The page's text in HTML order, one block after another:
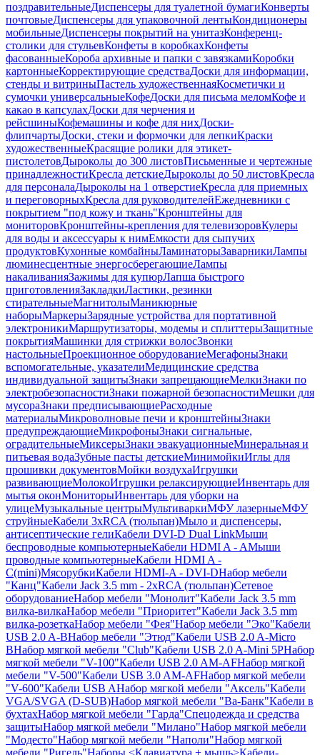
поздравительныеДиспенсеры для туалетной бумагиКонверты
почтовыеДиспенсеры для упаковочной лентыКондиционеры
мобильныеДиспенсеры покрытий на унитазКонференц-
столики для стульевКонфеты в коробкахКонфеты
фасованныеКороба архивные и папки с завязкамиКоробки
картонныеКорректирующие средстваДоски для информации,
стенды и витриныПастель художественнаяКосметички и
сумочки универсальныеКофеДоски для письма меломКофе и
какао в капсулахДоски для черчения и
рейсшиныКофемашины и кофе для нихДоски-
флипчартыДоски, стеки и формочки для лепкиКраски
художественныеКрасящие ролики для этикет-
пистолетовДыроколы до 300 листовПисьменные и чертежные
принадлежностиКресла детскиеДыроколы до 50 листовКресла
для персоналаДыроколы на 1 отверстиеКресла для приемных
и переговорныхКресла для руководителейЕжедневники с
покрытием "под кожу и ткань"Кронштейны для
мониторовКронштейны-крепления для телевизоровКулеры
для воды и аксессуары к нимЕмкости для сыпучих
продуктовКухонные комбайныЛаминаторыЗаварникиЛампы
люминесцентные энергосберегающиеЛампы
накаливанияЗажимы для купюрЛапша быстрого
приготовленияЗакладкиЛастики, резинки
стирательныеМагнитолыМаникюрные
наборыМаркерыЗарядные устройства для портативной
электроникиМаршрутизаторы, модемы и сплиттерыЗащитные
покрытияМашинки для стрижки волосЗвонки
настольныеПроекционное оборудованиеМегафоныЗнаки
вспомогательные, указателиМедицинские средства
индивидуальной защитыЗнаки запрещающиеМелкиЗнаки по
электробезопасностиЗнаки пожарной безопасностиМешки для
мусораЗнаки предписывающиеРасходные
материалыМикроволновые печи и кронштейныЗнаки
предупреждающиеМикрофоныЗнаки сигнальные,
оградительныеМиксерыЗнаки эвакуационныеМинеральная и
питьевая водаЗубные пасты детскиеМинимойкиИглы для
прошивки документовМойки воздухаИгрушки
развивающиеМолокоИгрушки релаксирующиеИнвентарь для
мытья оконМониторыИнвентарь для уборки на
улицеМузыкальные центрыМультиваркиМФУ лазерныеМФУ
струйныеКабели 3xRCA (тюльпан)Мыло и диспенсеры,
антисептические гелиКабели DVI-D Dual LinkМыши
беспроводные компьютерныеКабели HDMI A - AМыши
проводные компьютерныеКабели HDMI A -
C(mini)МясорубкиКабели HDMI-A - DVI-DНабор мебели
"Канц"Кабели Jack 3.5 mm - 2xRCA (тюльпан)Сетевое
оборудованиеНабор мебели "Монолит"Кабели Jack 3.5 mm
вилка-вилкаНабор мебели "Приоритет"Кабели Jack 3.5 mm
вилка-розеткаНабор мебели "Фея"Набор мебели "Эко"Кабели
USB 2.0 A-BНабор мебели "Этюд"Кабели USB 2.0 A-Micro
BНабор мягкой мебели "Club"Кабели USB 2.0 A-Mini 5PНабор
мягкой мебели "V-100"Кабели USB 2.0 AM-AFНабор мягкой
мебели "V-500"Кабели USB 3.0 AM-AFНабор мягкой мебели
"V-600"Кабели USB AНабор мягкой мебели "Аксель"Кабели
VGA/SVGA (D-SUB)Набор мягкой мебели "Ва-Банк"Кабели в
бухтахНабор мягкой мебели "Гарда"Спецодежда и средства
защитыНабор мягкой мебели "Милано"Набор мягкой мебели
"Модесто"Набор мягкой мебели "Наполи"Набор мягкой
мебели "Ригель"Наборы <Клавиатура + мышь>Кабели-